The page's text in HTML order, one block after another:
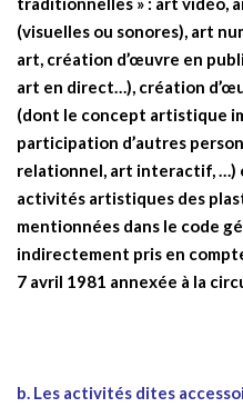
(visuelles ou sonores), art
art, création d’œuvre en
art en direct…), création
(dont le concept artistique
participation d’autres
relationnel, art interactif, …)
activités artistiques des
mentionnées dans le code
indirectement pris en
7 avril 1981 annexée à la
b. Les activités dites